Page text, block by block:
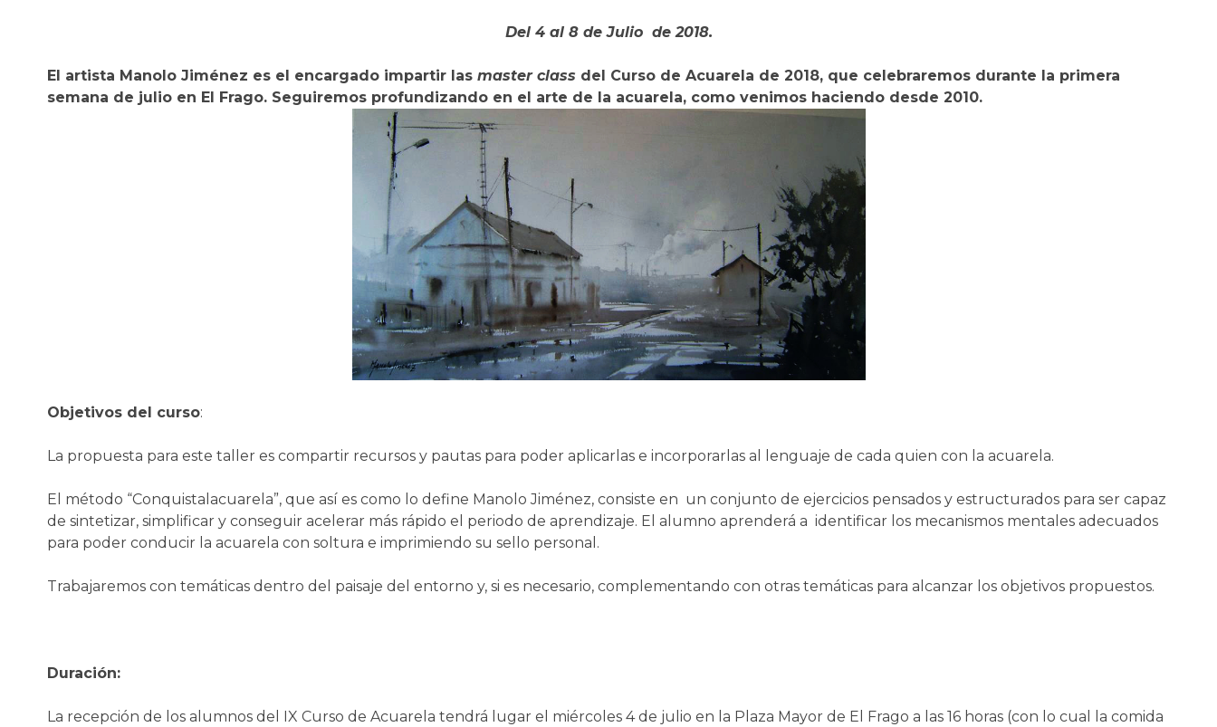
Del 4 al 8 de Julio de 2018.
El artista Manolo Jiménez es el encargado impartir las master class del Curso de Acuarela de 2018, que celebraremos durante la primera
semana de julio en El Frago. Seguiremos profundizando en el arte de la acuarela, como venimos haciendo desde 2010.
Objetivos del curso:
La propuesta para este taller es compartir recursos y pautas para poder aplicarlas e incorporarlas al lenguaje de cada quien con la acuarela.
El método “Conquistalacuarela”, que así es como lo define Manolo Jiménez, consiste en un conjunto de ejercicios pensados y estructurados para ser capaz
de sintetizar, simplificar y conseguir acelerar más rápido el periodo de aprendizaje. El alumno aprenderá a identificar los mecanismos mentales adecuados
para poder conducir la acuarela con soltura e imprimiendo su sello personal.
Trabajaremos con temáticas dentro del paisaje del entorno y, si es necesario, complementando con otras temáticas para alcanzar los objetivos propuestos.
Duración:
La recepción de los alumnos del IX Curso de Acuarela tendrá lugar el miércoles 4 de julio en la Plaza Mayor de El Frago a las 16 horas (con lo cual la comida